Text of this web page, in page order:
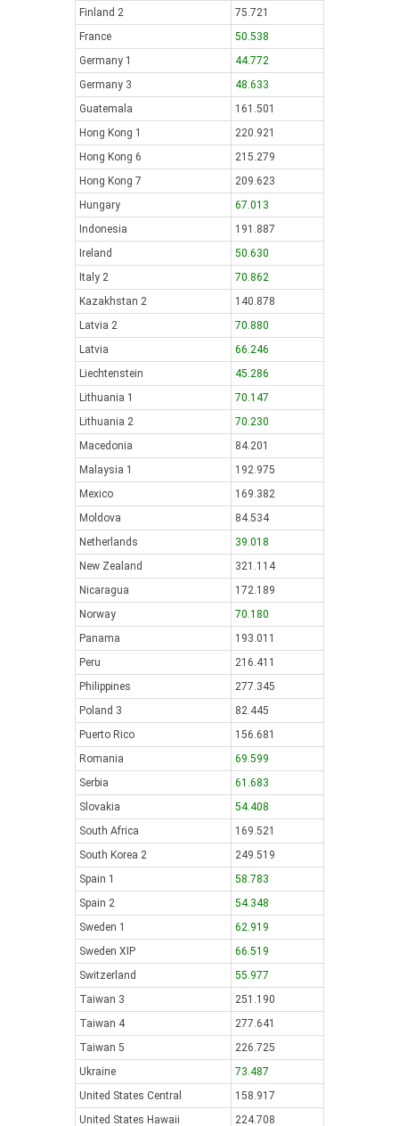
Finland 2
75.721
France
50.538
Germany 1
44.772
Germany 3
48.633
Guatemala
161.501
Hong Kong 1
220.921
Hong Kong 6
215.279
Hong Kong 7
209.623
Hungary
67.013
Indonesia
191.887
Ireland
50.630
Italy 2
70.862
Kazakhstan 2
140.878
Latvia 2
70.880
Latvia
66.246
Liechtenstein
45.286
Lithuania 1
70.147
Lithuania 2
70.230
Macedonia
84.201
Malaysia 1
192.975
Mexico
169.382
Moldova
84.534
Netherlands
39.018
New Zealand
321.114
Nicaragua
172.189
Norway
70.180
Panama
193.011
Peru
216.411
Philippines
277.345
Poland 3
82.445
Puerto Rico
156.681
Romania
69.599
Serbia
61.683
Slovakia
54.408
South Africa
169.521
South Korea 2
249.519
Spain 1
58.783
Spain 2
54.348
Sweden 1
62.919
Sweden XIP
66.519
Switzerland
55.977
Taiwan 3
251.190
Taiwan 4
277.641
Taiwan 5
226.725
Ukraine
73.487
United States Central
158.917
United States Hawaii
224.708